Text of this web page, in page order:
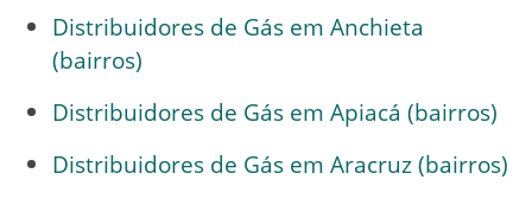
Distribuidores de Gás em Anchieta
(bairros)
Distribuidores de Gás em Apiacá (bairros)
Distribuidores de Gás em Aracruz (bairros)